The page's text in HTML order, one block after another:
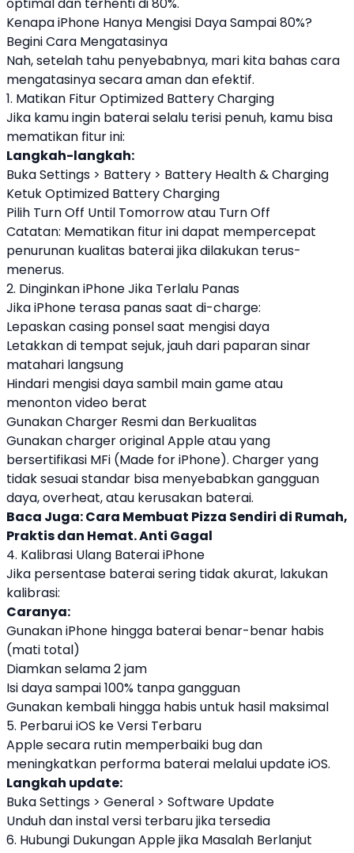
Kenapa iPhone Hanya Mengisi Daya Sampai 80%?
Begini Cara Mengatasinya
Nah, setelah tahu penyebabnya, mari kita bahas cara
mengatasinya secara aman dan efektif.
1. Matikan Fitur Optimized Battery Charging
Jika kamu ingin baterai selalu terisi penuh, kamu bisa
mematikan fitur ini:
Langkah-langkah:
Buka Settings > Battery > Battery Health & Charging
Ketuk Optimized Battery Charging
Pilih Turn Off Until Tomorrow atau Turn Off
Catatan: Mematikan fitur ini dapat mempercepat
penurunan kualitas baterai jika dilakukan terus-
menerus.
2. Dinginkan iPhone Jika Terlalu Panas
Jika iPhone terasa panas saat di-charge:
Lepaskan casing ponsel saat mengisi daya
Letakkan di tempat sejuk, jauh dari paparan sinar
matahari langsung
Hindari mengisi daya sambil main game atau
menonton video berat
Gunakan Charger Resmi dan Berkualitas
Gunakan charger original Apple atau yang
bersertifikasi MFi (Made for iPhone). Charger yang
tidak sesuai standar bisa menyebabkan gangguan
daya, overheat, atau kerusakan baterai.
Baca Juga:Cara Membuat Pizza Sendiri di Rumah,
Praktis dan Hemat. Anti Gagal
4. Kalibrasi Ulang Baterai iPhone
Jika persentase baterai sering tidak akurat, lakukan
kalibrasi:
Caranya:
Gunakan iPhone hingga baterai benar-benar habis
(mati total)
Diamkan selama 2 jam
Isi daya sampai 100% tanpa gangguan
Gunakan kembali hingga habis untuk hasil maksimal
5. Perbarui iOS ke Versi Terbaru
Apple secara rutin memperbaiki bug dan
meningkatkan performa baterai melalui update iOS.
Langkah update:
Buka Settings > General > Software Update
Unduh dan instal versi terbaru jika tersedia
6. Hubungi Dukungan Apple jika Masalah Berlanjut